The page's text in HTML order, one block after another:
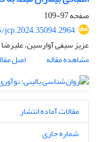
صفحه97-109
jcp.2024.35094.2964
عزیز سیفی آوارسین، علیرضا
مشاهده مقاله
اصل
مقالات آماده انتشار
شماره جاری